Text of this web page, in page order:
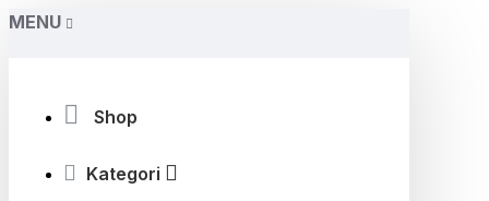
MENU
Shop
Kategori